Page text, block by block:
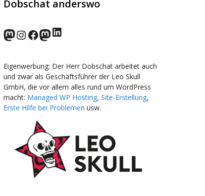
Dobschat anderswo
norden.social
Instagram
Facebook
wp-punks.social
LinkedIn
Eigenwerbung: Der Herr Dobschat arbeitet auch
und zwar als Geschäftsführer der Leo Skull
GmbH, die vor allem alles rund um WordPress
macht: Managed WP Hosting, Site-Erstellung,
Erste Hilfe bei Problemen usw.